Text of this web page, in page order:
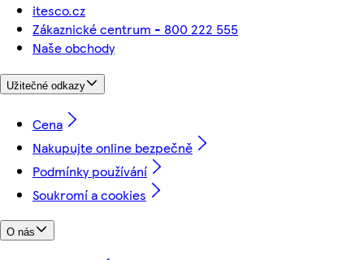
itesco.cz
Zákaznické centrum - 800 222 555
Naše obchody
Užitečné odkazy
Cena
Nakupujte online bezpečně
Podmínky používání
Soukromí a cookies
O nás